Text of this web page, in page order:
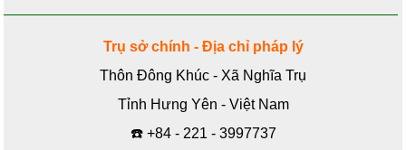
Trụ sở chính - Địa chỉ pháp lý
Thôn Đông Khúc - Xã Nghĩa Trụ
Tỉnh Hưng Yên - Việt Nam
☎️ +84 - 221 - 3997737